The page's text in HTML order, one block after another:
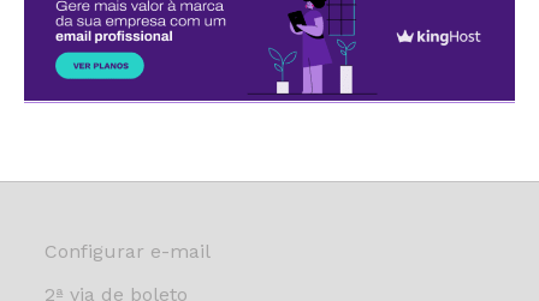
Configurar e-mail
2ª via de boleto